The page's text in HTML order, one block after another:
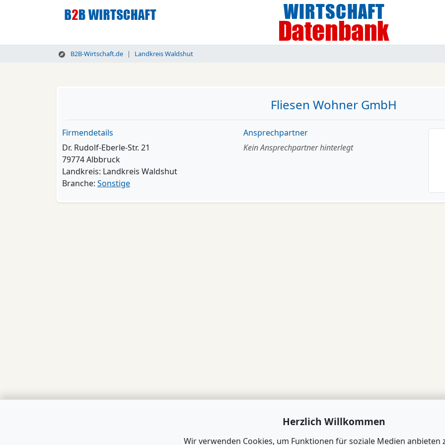
B2B-Wirtschaft.de Landkreis Waldshut
Fliesen Wohner GmbH
Firmendetails
Dr. Rudolf-Eberle-Str. 21
79774 Albbruck
Landkreis: Landkreis Waldshut
Branche: Sonstige
Ansprechpartner
Kein Ansprechpartner hinterlegt
Herzlich Willkommen
Wir verwenden Cookies, um Funktionen für soziale Medien anbieten